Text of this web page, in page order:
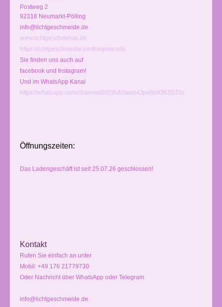
Postweg 2
92318 Neumarkt-Pölling
info@lichtgeschmeide.de
www.lichtgeschmeide.de
https://lichtgeschmeide.jointhegrow.info
Sie finden uns auch auf
facebook und Instagram!
Und im WhatsApp Kanal
https://whatsapp.com/channel/0029Vb5eeb4Jpe8pIORZGT0z
Öffnungszeiten:
Das Ladengeschäft ist seit 25.07.26 geschlossen!
Kontakt
Rufen Sie einfach an unter
Mobil: +49 176 21779730
Oder Nachricht über WhatsApp oder Telegram
info@lichtgeschmeide.de